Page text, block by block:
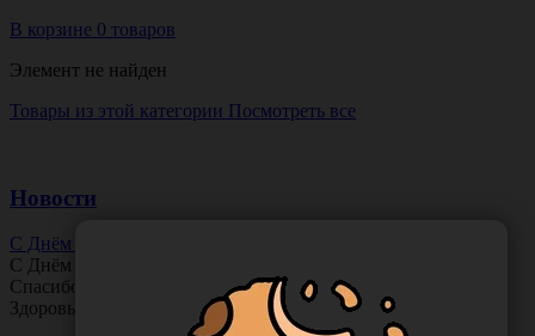
В корзине 0 товаров
Элемент не найден
Товары из этой категории Посмотреть все
Новости
С Днём Офтальмолога!
С Днём
Спасибо за ясное зрение и заботу о пациентах.
Здоровья вам и новых профессиональных побед!